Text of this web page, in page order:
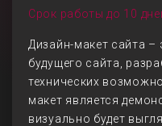
Срок работы до 10
Дизайн-макет сайта –
будущего сайта,
технических
макет является
визуально будет